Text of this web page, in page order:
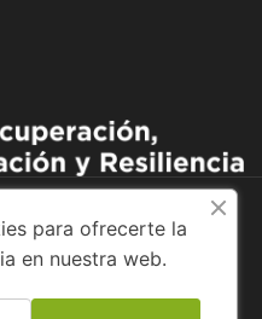
Bike
para ofrecerte la
en nuestra web.